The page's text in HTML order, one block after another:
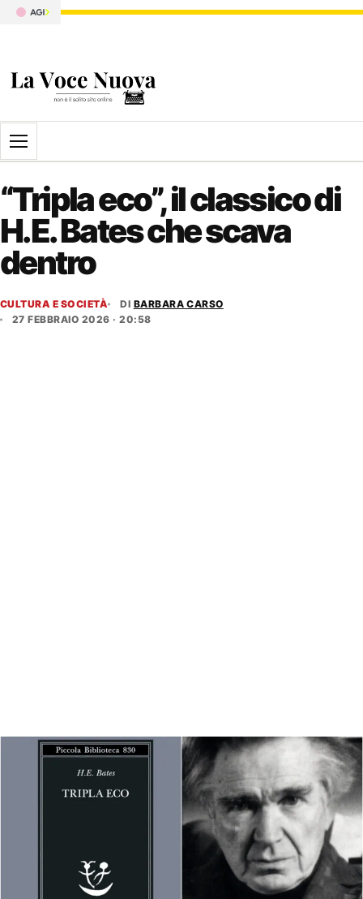
Apri il menu
“Tripla eco”, il classico di
H.E. Bates che scava
dentro
CULTURA E SOCIETÀ DI BARBARA CARSO
27 FEBBRAIO 2026 · 20:58